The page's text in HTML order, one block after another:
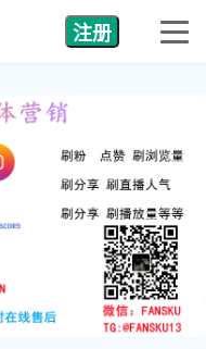
注册